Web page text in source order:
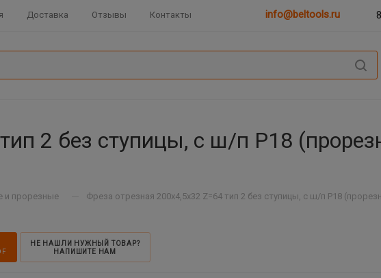
Доставка Отзывы Контакты info@beltools.ru
2 без ступицы, с ш/п Р18
и прорезные Фреза отрезная 200х4,5х32 Z=64 тип 2 без ступицы, с ш/п Р18
НЕ НАШЛИ НУЖНЫЙ ТОВАР?
НАПИШИТЕ НАМ